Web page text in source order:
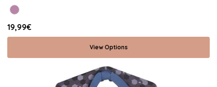
19,99€
View Options